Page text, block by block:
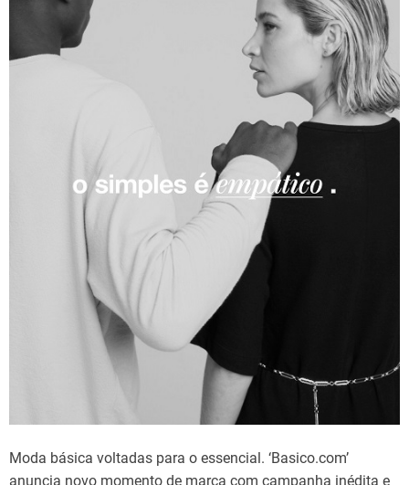
Moda básica voltadas para o essencial. ‘Basico.com’
anuncia novo momento de marca com campanha inédita e